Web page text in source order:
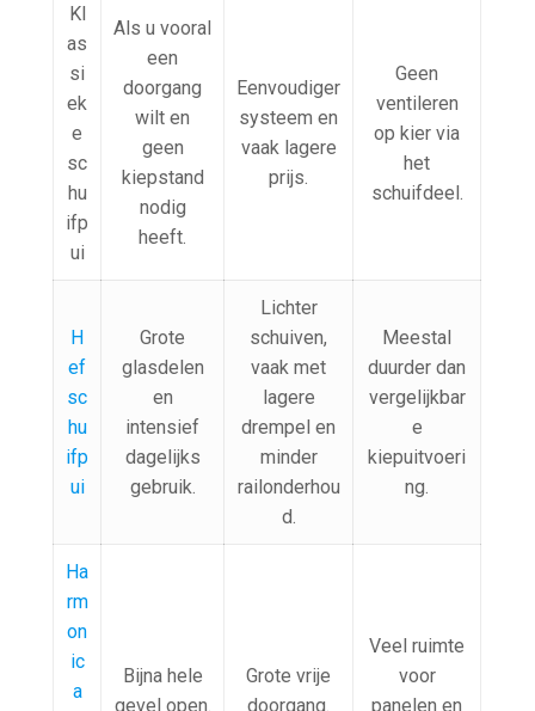
Kl
as
si
ek
e
sc
hu
ifp
ui
Als u vooral
een
doorgang
wilt en
geen
kiepstand
nodig
heeft.
Eenvoudiger
systeem en
vaak lagere
prijs.
Geen
ventileren
op kier via
het
schuifdeel.
H
ef
sc
hu
ifp
ui
Grote
glasdelen
en
intensief
dagelijks
gebruik.
Lichter
schuiven,
vaak met
lagere
drempel en
minder
railonderhou
d.
Meestal
duurder dan
vergelijkbar
e
kiepuitvoeri
ng.
Ha
rm
on
ic
a
Bijna hele
gevel open.
Grote vrije
doorgang.
Veel ruimte
voor
panelen en